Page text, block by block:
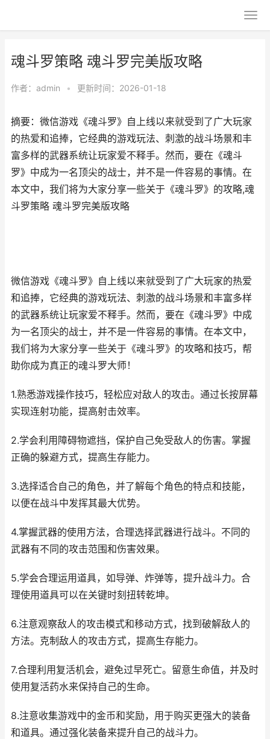
魂斗罗策略 魂斗罗完美版攻略
作者： admin • 更新时间：2026-01-18
摘要：微信游戏《魂斗罗》自上线以来就受到了广大玩家
的热爱和追捧，它经典的游戏玩法、刺激的战斗场景和丰
富多样的武器系统让玩家爱不释手。然而，要在《魂斗
罗》中成为一名顶尖的战士，并不是一件容易的事情。在
本文中，我们将为大家分享一些关于《魂斗罗》的攻略,魂
斗罗策略 魂斗罗完美版攻略
微信游戏《魂斗罗》自上线以来就受到了广大玩家的热爱
和追捧，它经典的游戏玩法、刺激的战斗场景和丰富多样
的武器系统让玩家爱不释手。然而，要在《魂斗罗》中成
为一名顶尖的战士，并不是一件容易的事情。在本文中，
我们将为大家分享一些关于《魂斗罗》的攻略和技巧，帮
助你成为真正的魂斗罗大师！
1.熟悉游戏操作技巧，轻松应对敌人的攻击。通过长按屏幕
实现连射功能，提高射击效率。
2.学会利用障碍物遮挡，保护自己免受敌人的伤害。掌握
正确的躲避方式，提高生存能力。
3.选择适合自己的角色，并了解每个角色的特点和技能，
以便在战斗中发挥其最大优势。
4.掌握武器的使用方法，合理选择武器进行战斗。不同的
武器有不同的攻击范围和伤害效果。
5.学会合理运用道具，如导弹、炸弹等，提升战斗力。合
理使用道具可以在关键时刻扭转乾坤。
6.注意观察敌人的攻击模式和移动方式，找到破解敌人的
方法。克制敌人的攻击方式，提高生存能力。
7.合理利用复活机会，避免过早死亡。留意生命值，并及时
使用复活药水来保持自己的生命。
8.注意收集游戏中的金币和奖励，用于购买更强大的装备
和道具。通过强化装备来提升自己的战斗力。